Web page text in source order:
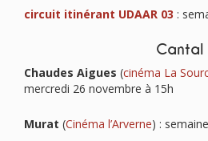
circuit itinérant UDAAR 03 :
Cantal
Chaudes Aigues (cinéma La
mercredi 26 novembre à 15h
Murat (Cinéma l’Arverne) :